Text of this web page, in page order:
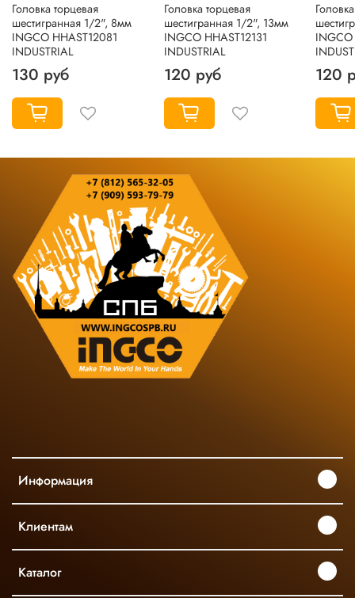
Головка торцевая
шестигранная 1/2", 8мм
INGCO HHAST12081
INDUSTRIAL
130 руб
Головка торцевая
шестигранная 1/2", 13мм
INGCO HHAST12131
INDUSTRIAL
120 руб
INGCO
120
Информация
Клиентам
Каталог